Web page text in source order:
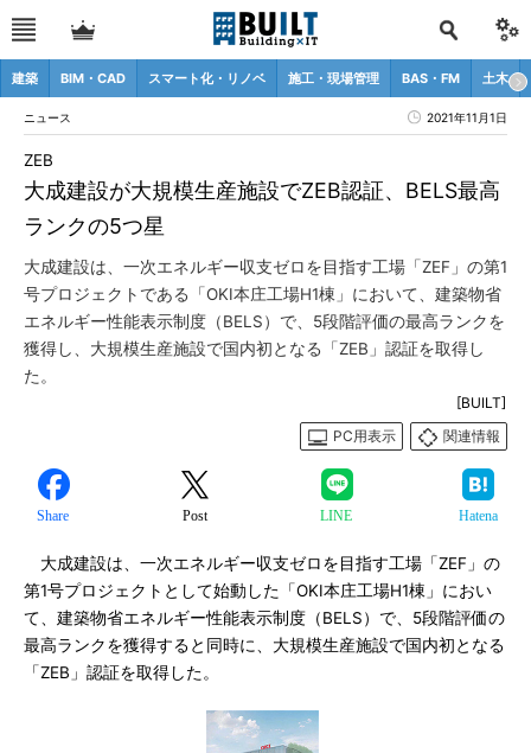
建築 BIM・CAD スマート化・リノベ 施工・現場管理 BAS・FM 土木
ニュース 2021年11月1日
大成建設が大規模生産施設でZEB認証、BELS最高
ランクの5つ星
ZEB
大成建設は、一次エネルギー収支ゼロを目指す工場「ZEF」の第1
号プロジェクトである「OKI本庄工場H1棟」において、建築物省
エネルギー性能表示制度（BELS）で、5段階評価の最高ランクを
獲得し、大規模生産施設で国内初となる「ZEB」認証を取得し
た。
[BUILT]
PC用表示
関連情報
Share Post LINE Hatena
大成建設は、一次エネルギー収支ゼロを目指す工場「ZEF」の
第1号プロジェクトとして始動した「OKI本庄工場H1棟」におい
て、建築物省エネルギー性能表示制度（BELS）で、5段階評価の
最高ランクを獲得すると同時に、大規模生産施設で国内初となる
「ZEB」認証を取得した。